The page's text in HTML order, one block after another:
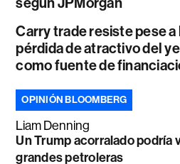
Carry trade resiste pese a
pérdida de atractivo del
como fuente de
OPINIÓN BLOOMBERG
Liam Denning
Un Trump acorralado podría
grandes petroleras